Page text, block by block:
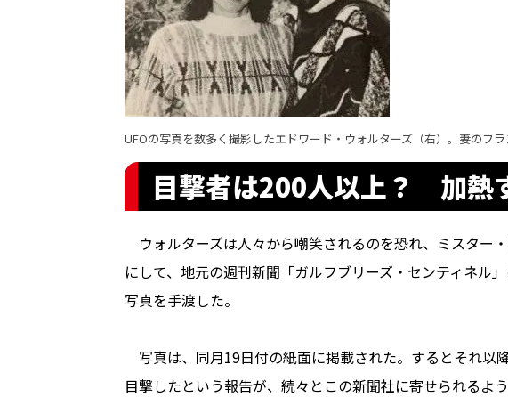
UFOの写真を数多く撮影したエドワード・ウォルターズ（右）。妻のフラ
目撃者は200人以上？ 加熱
ウォルターズは人々から嘲笑されるのを恐れ、ミスター
にして、地元の週刊新聞「ガルフブリーズ・センティネル
写真を手渡した。
写真は、同月19日付の紙面に掲載された。するとそれ以
目撃したという報告が、続々とこの新聞社に寄せられるよう